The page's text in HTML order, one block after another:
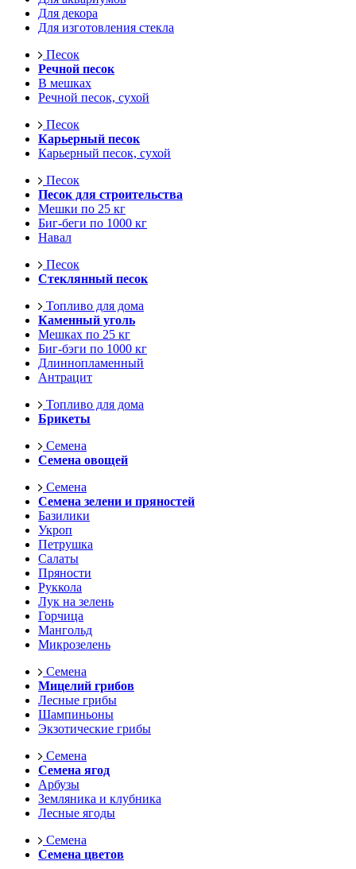
Для декора
Для изготовления стекла
Песок
Речной песок
В мешках
Речной песок, сухой
Песок
Карьерный песок
Карьерный песок, сухой
Песок
Песок для строительства
Мешки по 25 кг
Биг-беги по 1000 кг
Навал
Песок
Стеклянный песок
Топливо для дома
Каменный уголь
Мешках по 25 кг
Биг-бэги по 1000 кг
Длиннопламенный
Антрацит
Топливо для дома
Брикеты
Семена
Семена овощей
Семена
Семена зелени и пряностей
Базилики
Укроп
Петрушка
Салаты
Пряности
Руккола
Лук на зелень
Горчица
Мангольд
Микрозелень
Семена
Мицелий грибов
Лесные грибы
Шампиньоны
Экзотические грибы
Семена
Семена ягод
Арбузы
Земляника и клубника
Лесные ягоды
Семена
Семена цветов